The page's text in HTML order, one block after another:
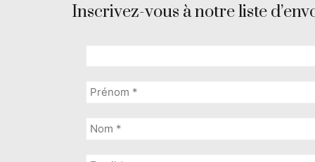
Inscrivez-vous à notre liste